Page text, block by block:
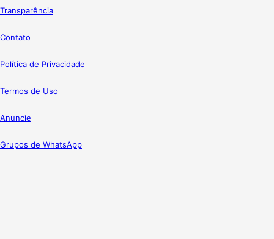
Transparência
Contato
Política de Privacidade
Termos de Uso
Anuncie
Grupos de WhatsApp